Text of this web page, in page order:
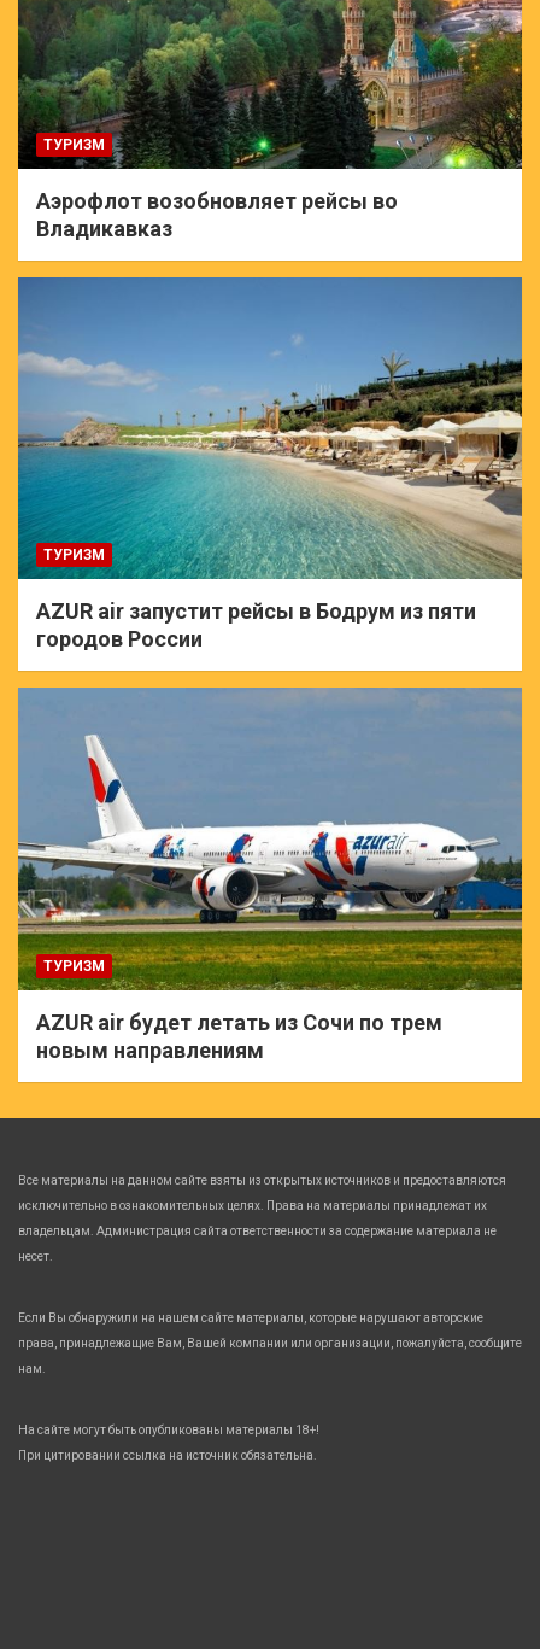
ТУРИЗМ
Аэрофлот возобновляет рейсы во
Владикавказ
ТУРИЗМ
AZUR air запустит рейсы в Бодрум из пяти
городов России
ТУРИЗМ
AZUR air будет летать из Сочи по трем
новым направлениям
Все материалы на данном сайте взяты из открытых источников и предоставляются
исключительно в ознакомительных целях. Права на материалы принадлежат их
владельцам. Администрация сайта ответственности за содержание материала не
несет.
Если Вы обнаружили на нашем сайте материалы, которые нарушают авторские
права, принадлежащие Вам, Вашей компании или организации, пожалуйста, сообщите
нам.
На сайте могут быть опубликованы материалы 18+!
При цитировании ссылка на источник обязательна.